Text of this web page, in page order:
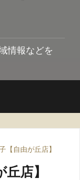
情報などを
【自由が丘店】
店】